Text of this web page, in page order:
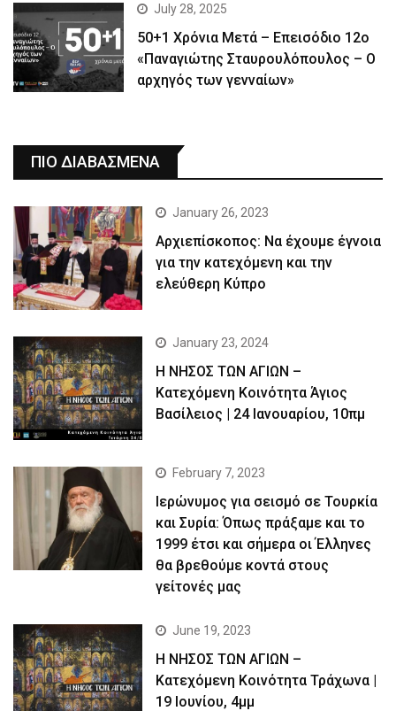
July 28, 2025
50+1 Χρόνια Μετά – Επεισόδιο 12ο
«Παναγιώτης Σταυρουλόπουλος – Ο
αρχηγός των γενναίων»
ΠΙΟ ΔΙΑΒΑΣΜΕΝΑ
January 26, 2023
Αρχιεπίσκοπος: Να έχουμε έγνοια
για την κατεχόμενη και την
ελεύθερη Κύπρο
January 23, 2024
Η ΝΗΣΟΣ ΤΩΝ ΑΓΙΩΝ –
Κατεχόμενη Κοινότητα Άγιος
Βασίλειος | 24 Ιανουαρίου, 10πμ
February 7, 2023
Ιερώνυμος για σεισμό σε Τουρκία
και Συρία: Όπως πράξαμε και το
1999 έτσι και σήμερα οι Έλληνες
θα βρεθούμε κοντά στους
γείτονές μας
June 19, 2023
Η ΝΗΣΟΣ ΤΩΝ ΑΓΙΩΝ –
Kατεχόμενη Κοινότητα Τράχωνα |
19 Ιουνίου, 4μμ